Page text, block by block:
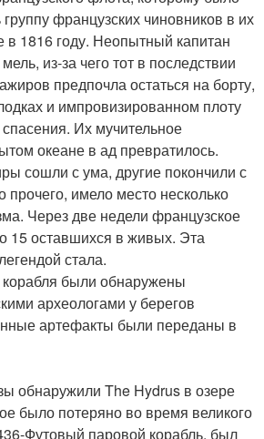
французских чиновников в их
в 1816 году. Неопытный капитан
из-за чего тот в последствии
предпочла остаться на борту,
и импровизированном плоту
Их мучительное
океане в ад превратилось.
сошли с ума, другие покончили с
прочего, имело место несколько
Через две недели французское
15 оставшихся в живых. Эта
стала.
корабля были обнаружены
археологами у берегов
артефакты были переданы в
обнаружили The Hydrus в озере
было потеряно во время великого
Футовый паровой корабль, был